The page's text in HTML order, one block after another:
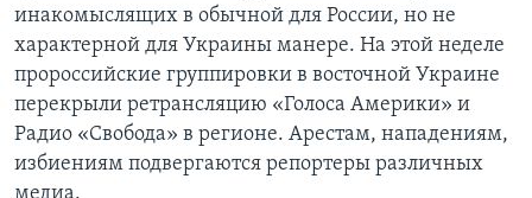
инакомыслящих в обычной для России, но не
характерной для Украины манере. На этой неделе
пророссийские группировки в восточной Украине
перекрыли ретрансляцию «Голоса Америки» и
Радио «Свобода» в регионе. Арестам, нападениям,
избиениям подвергаются репортеры различных